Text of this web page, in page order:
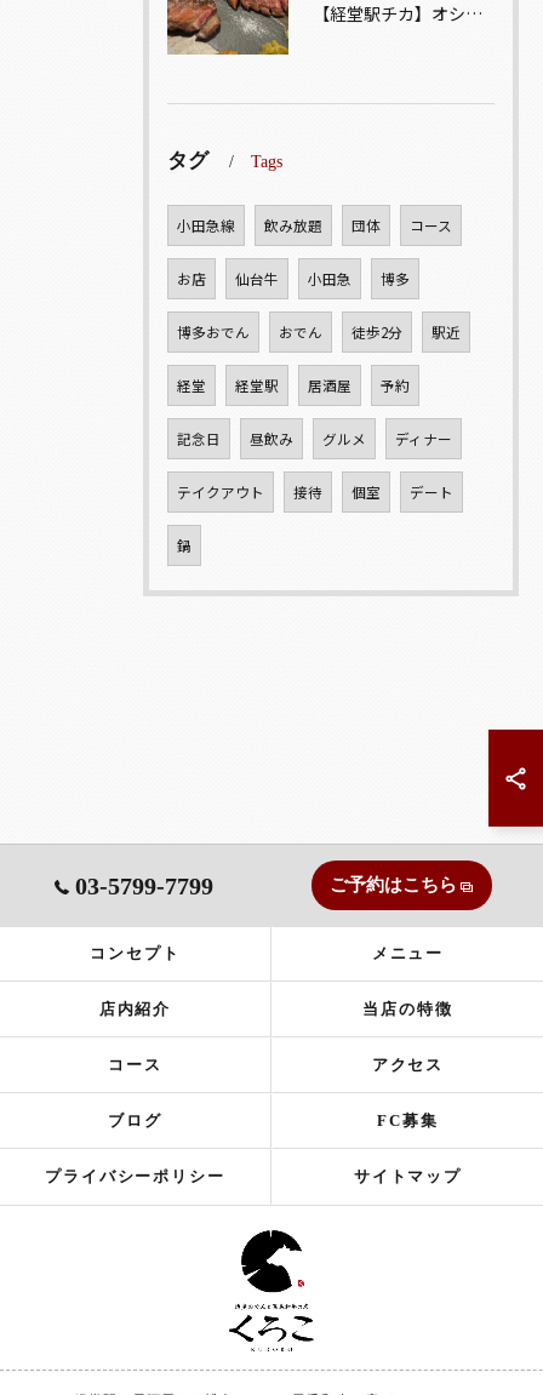
【経堂駅チカ】オシャレ居酒屋🏮自慢のお肉が楽しめる🐃お得なコ...
タグ Tags
小田急線 飲み放題 団体 コース
お店 仙台牛 小田急 博多
博多おでん おでん 徒歩2分 駅近
経堂 経堂駅 居酒屋 予約
記念日 昼飲み グルメ ディナー
テイクアウト 接待 個室 デート
鍋
03-5799-7799 ご予約はこちら
コンセプト メニュー
店内紹介 当店の特徴
コース アクセス
ブログ FC募集
プライバシーポリシー サイトマップ